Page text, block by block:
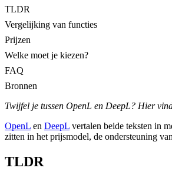
TLDR
Vergelijking van functies
Prijzen
Welke moet je kiezen?
FAQ
Bronnen
Twijfel je tussen OpenL en DeepL? Hier
OpenL en DeepL vertalen beide teksten in
zitten in het prijsmodel, de ondersteuning
TLDR